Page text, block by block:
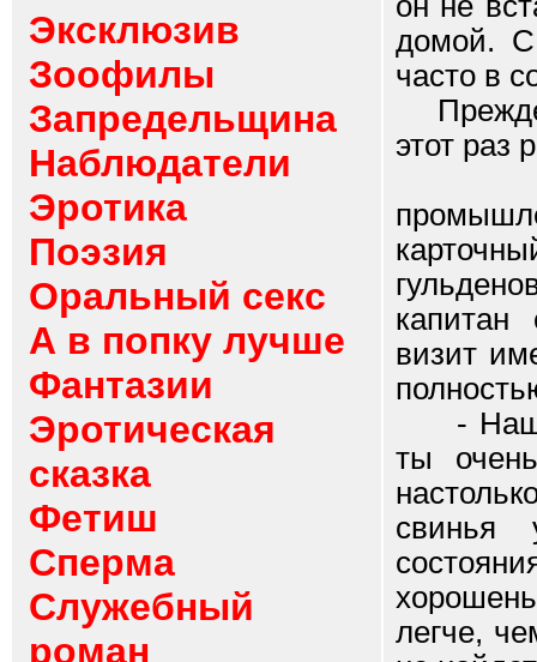
Эксклюзив
Зоофилы
Запредельщина
Наблюдатели
Эротика
Поэзия
Оральный секс
А в попку лучше
Фантазии
Эротическая
сказка
Фетиш
Сперма
Служебный
роман
домой. С
часто в
Прежде
этот раз
капитан
визит
-
ты
свинья
легче,